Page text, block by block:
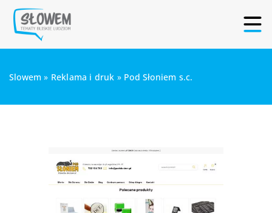
Slowem » Reklama i druk » Pod Słoniem s.c.